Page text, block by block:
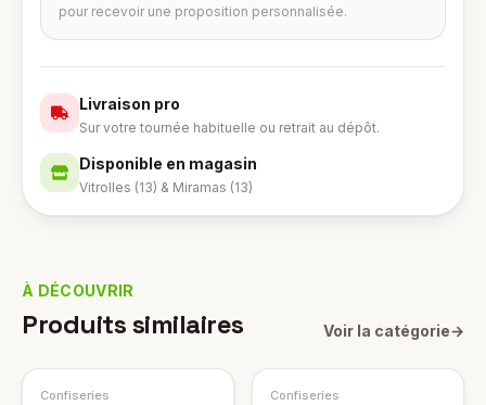
pour recevoir une proposition personnalisée.
Livraison pro
Sur votre tournée habituelle ou retrait au dépôt.
Disponible en magasin
Vitrolles (13) & Miramas (13)
À DÉCOUVRIR
Produits similaires Voir la catégorie→
Confiseries Confiseries